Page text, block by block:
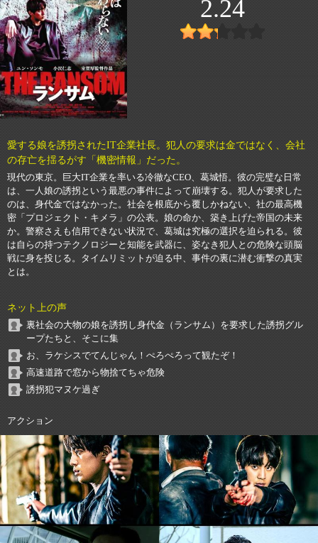
2.24
愛する娘を誘拐されたIT企業社長。犯人の要求は金ではなく、会社
の存亡を揺るがす「機密情報」だった。
現代の東京。巨大IT企業を率いる冷徹なCEO、葛城悟。彼の完璧な日常
は、一人娘の誘拐という最悪の事件によって崩壊する。犯人が要求した
のは、身代金ではなかった。社会を根底から覆しかねない、社の最高機
密「プロジェクト・キメラ」の公表。娘の命か、築き上げた帝国の未来
か。警察さえも信用できない状況で、葛城は究極の選択を迫られる。彼
は自らの持つテクノロジーと知能を武器に、姿なき犯人との危険な頭脳
戦に身を投じる。タイムリミットが迫る中、事件の裏に潜む衝撃の真実
とは。
ネット上の声
裏社会の大物の娘を誘拐し身代金（ランサム）を要求した誘拐グル
ープたちと、そこに集
お、ラケシスでてんじゃん！ぺろぺろって観たぞ！
高速道路で窓から物捨てちゃ危険
誘拐犯マヌケ過ぎ
アクション